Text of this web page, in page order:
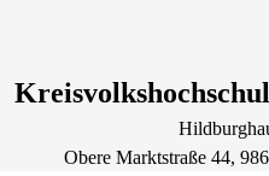
Obere Marktstraße44,